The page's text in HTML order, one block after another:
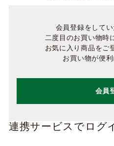
会員登録をしてい
二度目のお買い物時
お気に入り商品をご
お買い物が便利
会員
連携サービスでログ